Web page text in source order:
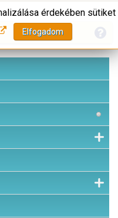
érdekében sütiket
Elfogadom